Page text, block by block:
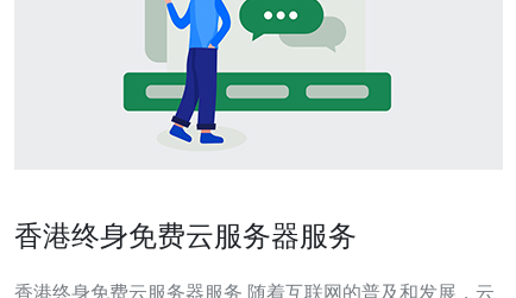
香港终身免费云服务器服务
香港终身免费云服务器服务 随着互联网的普及和发展，云